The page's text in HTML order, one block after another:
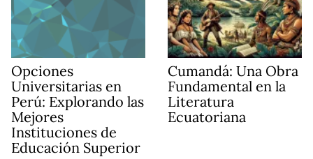
Opciones
Universitarias en
Perú: Explorando las
Mejores
Instituciones de
Educación Superior
Cumandá: Una Obra
Fundamental en la
Literatura
Ecuatoriana